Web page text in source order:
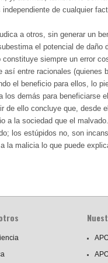
independiente de cualquier
a otros, sin generar un
el potencial de
constituye siempre un error
así entre racionales
el beneficio para ellos, lo
los demás para beneficiarse
de ello concluye que, desde
a la sociedad que el
los estúpidos no, son
la malicia lo que puede